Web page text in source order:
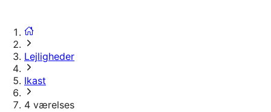
Lejligheder
Ikast
4 værelses